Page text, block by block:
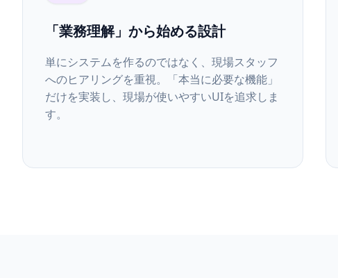
「業務理解」から始める設計
単にシステムを作るのではなく、現場スタッフ
へのヒアリングを重視。「本当に必要な機能」
だけを実装し、現場が使いやすいUIを追求しま
す。